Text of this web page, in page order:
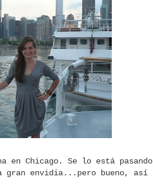
en Chicago. Se lo está pasando
gran envidia...pero bueno, así